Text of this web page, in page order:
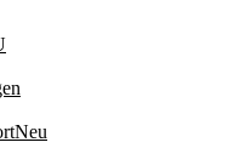
Neu